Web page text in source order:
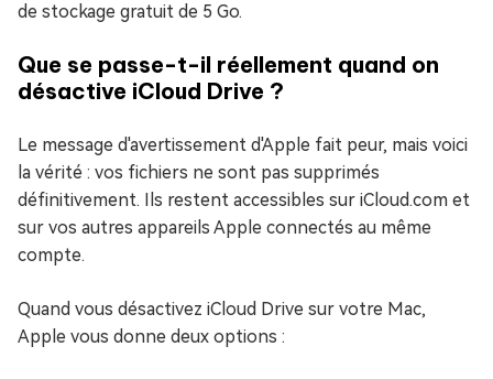
de stockage gratuit de 5 Go.
Que se passe-t-il réellement quand on
désactive iCloud Drive ?
Le message d'avertissement d'Apple fait peur, mais voici
la vérité : vos fichiers ne sont pas supprimés
définitivement. Ils restent accessibles sur iCloud.com et
sur vos autres appareils Apple connectés au même
compte.
Quand vous désactivez iCloud Drive sur votre Mac,
Apple vous donne deux options :